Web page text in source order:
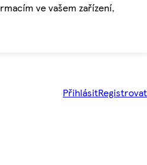
ve vašem zařízení,
PřihlásitRegistrovat